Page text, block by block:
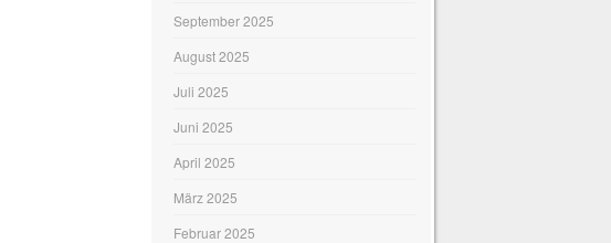
September 2025
August 2025
Juli 2025
Juni 2025
April 2025
März 2025
Februar 2025